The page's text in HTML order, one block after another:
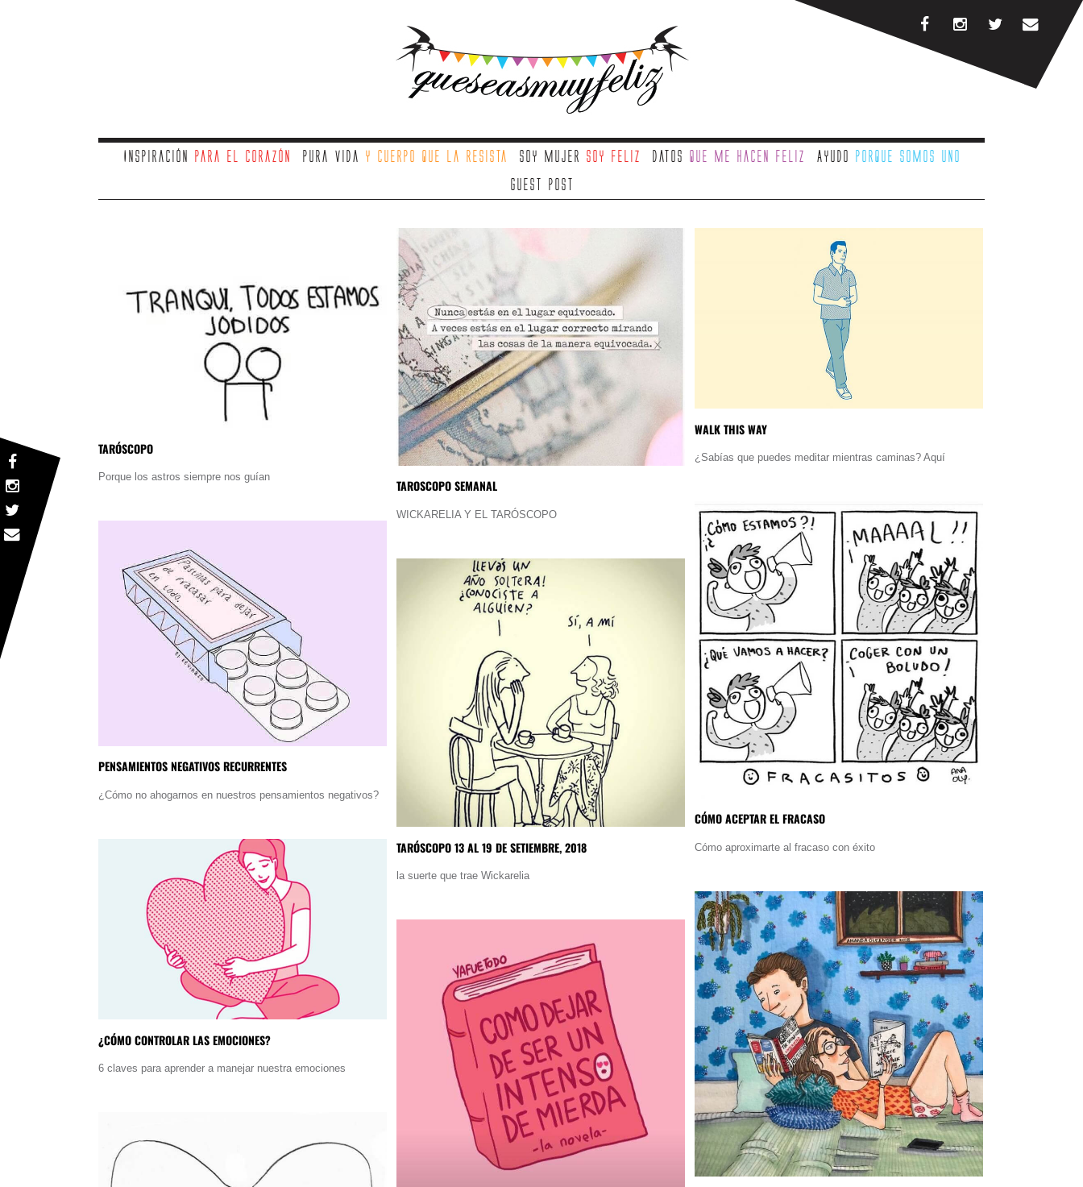
Inspiración para el corazón Pura vida y cuerpo que la resista Soy mujer soy feliz Datos que me hacen feliz Ayudo porque somos uno
Guest Post
TARÓSCOPO
Porque los astros siempre nos guían
TAROSCOPO SEMANAL
WICKARELIA Y EL TARÓSCOPO
WALK THIS WAY
¿Sabías que puedes meditar mientras caminas? Aquí
CÓMO ACEPTAR EL FRACASO
Cómo aproximarte al fracaso con éxito
PENSAMIENTOS NEGATIVOS RECURRENTES
¿Cómo no ahogarnos en nuestros pensamientos negativos?
TARÓSCOPO 13 AL 19 DE SETIEMBRE, 2018
la suerte que trae Wickarelia
¿CÓMO CONTROLAR LAS EMOCIONES?
6 claves para aprender a manejar nuestra emociones